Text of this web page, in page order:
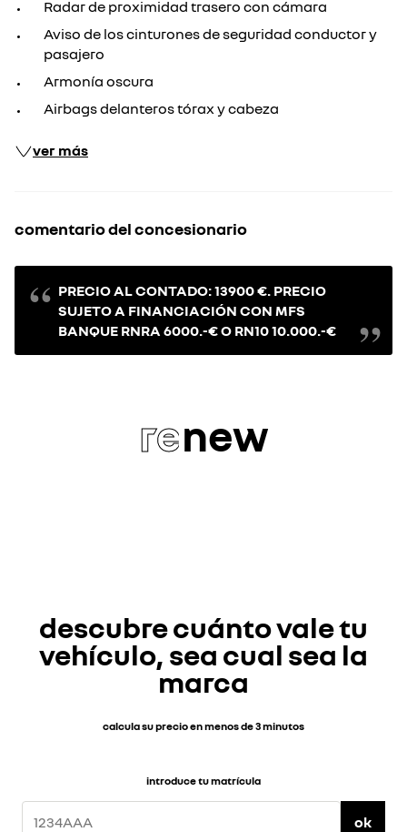
Radar de proximidad trasero con cámara
Aviso de los cinturones de seguridad conductor y
pasajero
Armonía oscura
Airbags delanteros tórax y cabeza
ver más
comentario del concesionario
PRECIO AL CONTADO: 13900 €. PRECIO
SUJETO A FINANCIACIÓN CON MFS
BANQUE RNRA 6000.-€ O RN10 10.000.-€
renew
descubre cuánto vale tu
vehículo, sea cual sea la
marca
calcula su precio en menos de 3 minutos
introduce tu matrícula
ok